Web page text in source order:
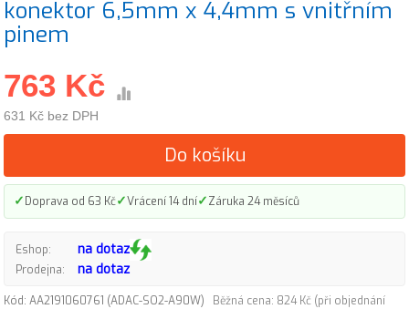
konektor 6,5mm x 4,4mm s vnitřním
pinem
763 Kč
631 Kč bez DPH
Do košíku
✓Doprava od 63 Kč✓Vrácení 14 dní✓Záruka 24 měsíců
Eshop: na dotaz
Prodejna: na dotaz
Kód: AA2191060761 (ADAC-SO2-A90W)
Běžná cena: 824 Kč (při objednání